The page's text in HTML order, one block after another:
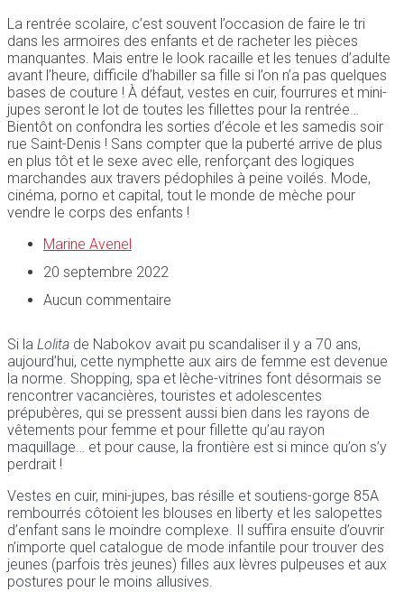
La rentrée scolaire, c’est souvent l’occasion de faire le tri
dans les armoires des enfants et de racheter les pièces
manquantes. Mais entre le look racaille et les tenues d’adulte
avant l’heure, difficile d’habiller sa fille si l’on n’a pas quelques
bases de couture ! À défaut, vestes en cuir, fourrures et mini-
jupes seront le lot de toutes les fillettes pour la rentrée…
Bientôt on confondra les sorties d’école et les samedis soir
rue Saint-Denis ! Sans compter que la puberté arrive de plus
en plus tôt et le sexe avec elle, renforçant des logiques
marchandes aux travers pédophiles à peine voilés. Mode,
cinéma, porno et capital, tout le monde de mèche pour
vendre le corps des enfants !
Marine Avenel
20 septembre 2022
Aucun commentaire
Si la Lolita de Nabokov avait pu scandaliser il y a 70 ans,
aujourd’hui, cette nymphette aux airs de femme est devenue
la norme. Shopping, spa et lèche-vitrines font désormais se
rencontrer vacancières, touristes et adolescentes
prépubères, qui se pressent aussi bien dans les rayons de
vêtements pour femme et pour fillette qu’au rayon
maquillage… et pour cause, la frontière est si mince qu’on s’y
perdrait !
Vestes en cuir, mini-jupes, bas résille et soutiens-gorge 85A
rembourrés côtoient les blouses en liberty et les salopettes
d’enfant sans le moindre complexe. Il suffira ensuite d’ouvrir
n’importe quel catalogue de mode infantile pour trouver des
jeunes (parfois très jeunes) filles aux lèvres pulpeuses et aux
postures pour le moins allusives.